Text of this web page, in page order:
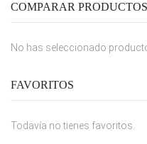
COMPARAR PRODUCTOS
No has seleccionado
FAVORITOS
Todavía no tienes favoritos.